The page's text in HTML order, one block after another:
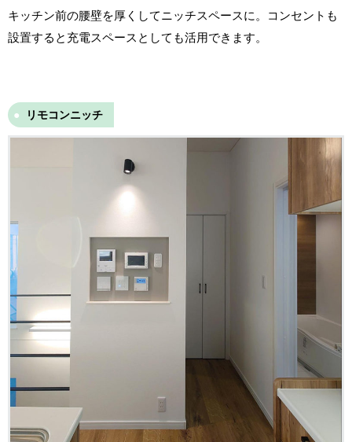
キッチン前の腰壁を厚くしてニッチスペースに。コンセントも
設置すると充電スペースとしても活用できます。
リモコンニッチ